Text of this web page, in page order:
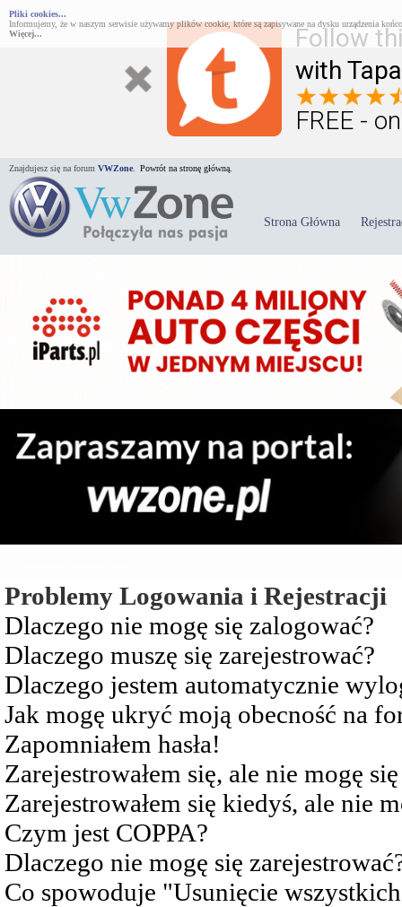
Follow
with
FREE -
Pliki cookies...
Informujemy, że w naszym serwisie używamy plików cookie, które są zapisywane na dysku urządzenia
Więcej...
Znajdujesz się na forum VWZone Powrót na stronę główną.
Strona Główna
Problemy Logowania i Rejestracji
Dlaczego nie mogę się zalogować?
Dlaczego muszę się zarejestrować?
Dlaczego jestem automatycznie
Jak mogę ukryć moją obecność na
Zapomniałem hasła!
Zarejestrowałem się, ale nie mogę
Zarejestrowałem się kiedyś, ale nie
Czym jest COPPA?
Dlaczego nie mogę się
Co spowoduje "Usunięcie